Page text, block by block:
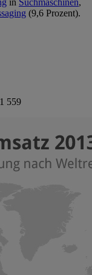
in Suchmaschinen,
(9,6 Prozent).
559